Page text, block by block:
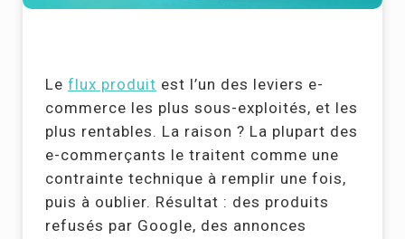
Le flux produit est l’un des leviers e-
commerce les plus sous-exploités, et les
plus rentables. La raison ? La plupart des
e-commerçants le traitent comme une
contrainte technique à remplir une fois,
puis à oublier. Résultat : des produits
refusés par Google, des annonces